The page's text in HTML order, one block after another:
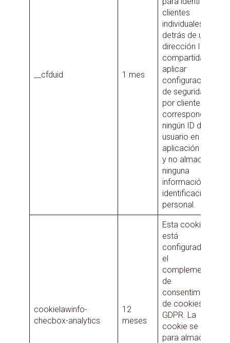
__cfduid 1 mes
clientes
individuales
detrás de una
dirección IP
compartida y
aplicar
configuraciones
de seguridad
por cliente. No
corresponde a
ningún ID de
usuario en la
aplicación web
y no almacena
ninguna
información de
identificación
personal.
cookielawinfo-
checbox-analytics
12
meses
Esta cookie
está
configurada por
el
complemento
de
consentimiento
de cookies de
GDPR. La
cookie se utiliza
para almacenar